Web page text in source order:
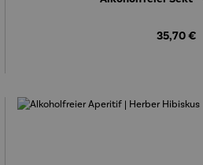
Regulärer
35,70 €